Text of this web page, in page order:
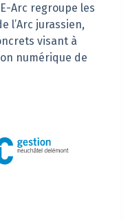
Arc regroupe les
l’Arc jurassien,
visant à
numérique de